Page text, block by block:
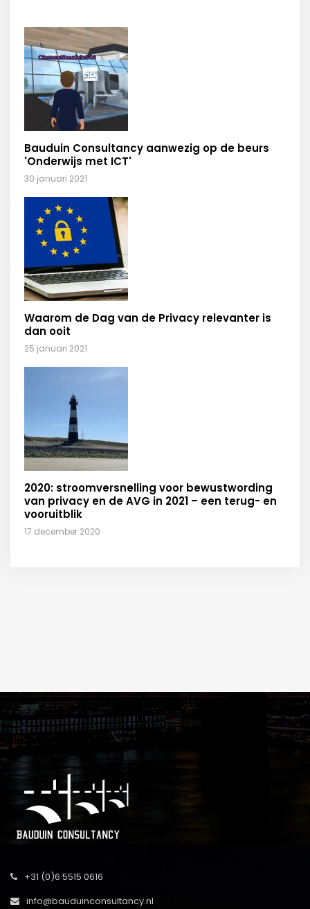
Bauduin Consultancy aanwezig op de beurs
'Onderwijs met ICT'
30 januari 2021
Waarom de Dag van de Privacy relevanter is
dan ooit
25 januari 2021
2020: stroomversnelling voor bewustwording
van privacy en de AVG in 2021 – een terug- en
vooruitblik
17 december 2020
+31 (0)6 5515 0616
info@bauduinconsultancy.nl